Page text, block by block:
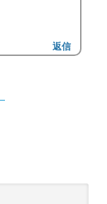
返信